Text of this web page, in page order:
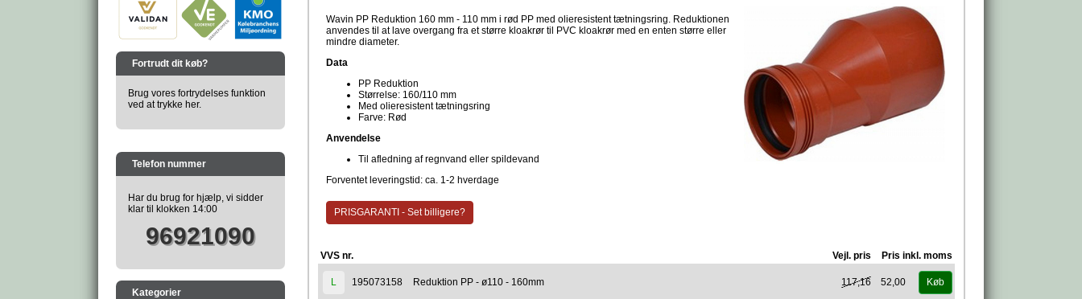
Fortrudt dit køb?
Brug vores fortrydelses funktion
ved at trykke her.
Telefon nummer
Har du brug for hjælp, vi sidder
klar til klokken 14:00
96921090
Kategorier
Wavin PP Reduktion 160 mm - 110 mm i rød PP med olieresistent tætningsring. Reduktionen
anvendes til at lave overgang fra et større kloakrør til PVC kloakrør med en enten større eller
mindre diameter.
Data
PP Reduktion
Størrelse: 160/110 mm
Med olieresistent tætningsring
Farve: Rød
Anvendelse
Til afledning af regnvand eller spildevand
Forventet leveringstid: ca. 1-2 hverdage
PRISGARANTI - Set billigere?
VVS nr. Vejl. pris Pris inkl. moms
L 195073158 Reduktion PP - ø110 - 160mm 117,16 52,00 Køb